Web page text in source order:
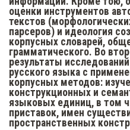
оценки инструментов
текстов
парсеров) и идеология
корпусных словарей,
грамматического. Во
результаты
русского языка с
корпусных методов:
конструкционных и
языковых единиц, в том
приставок, имен
пространственных